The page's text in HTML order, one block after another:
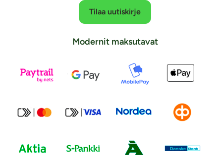
Tilaa uutiskirje
Modernit maksutavat